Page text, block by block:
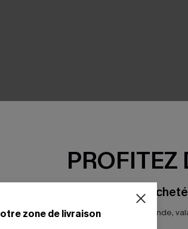
zone de livraison
PROFITEZ
-15% dès 2
*Un code par commande,